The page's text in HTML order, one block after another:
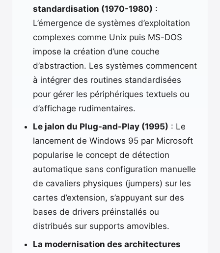
standardisation (1970-1980) :
L’émergence de systèmes d’exploitation
complexes comme Unix puis MS-DOS
impose la création d’une couche
d’abstraction. Les systèmes commencent
à intégrer des routines standardisées
pour gérer les périphériques textuels ou
d’affichage rudimentaires.
Le jalon du Plug-and-Play (1995) : Le
lancement de Windows 95 par Microsoft
popularise le concept de détection
automatique sans configuration manuelle
de cavaliers physiques (jumpers) sur les
cartes d’extension, s’appuyant sur des
bases de drivers préinstallés ou
distribués sur supports amovibles.
La modernisation des architectures